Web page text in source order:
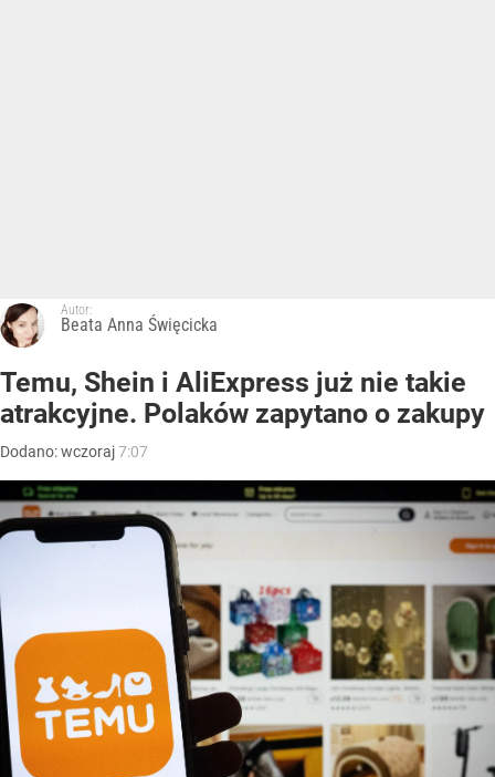
Autor:
Beata Anna Święcicka
Temu, Shein i AliExpress już nie takie
atrakcyjne. Polaków zapytano o zakupy
Dodano:wczoraj7:07